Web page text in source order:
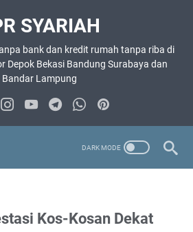
SYARIAH
bank dan kredit rumah tanpa riba di
Depok Bekasi Bandung Surabaya dan
Bandar Lampung
Kos-Kosan Dekat